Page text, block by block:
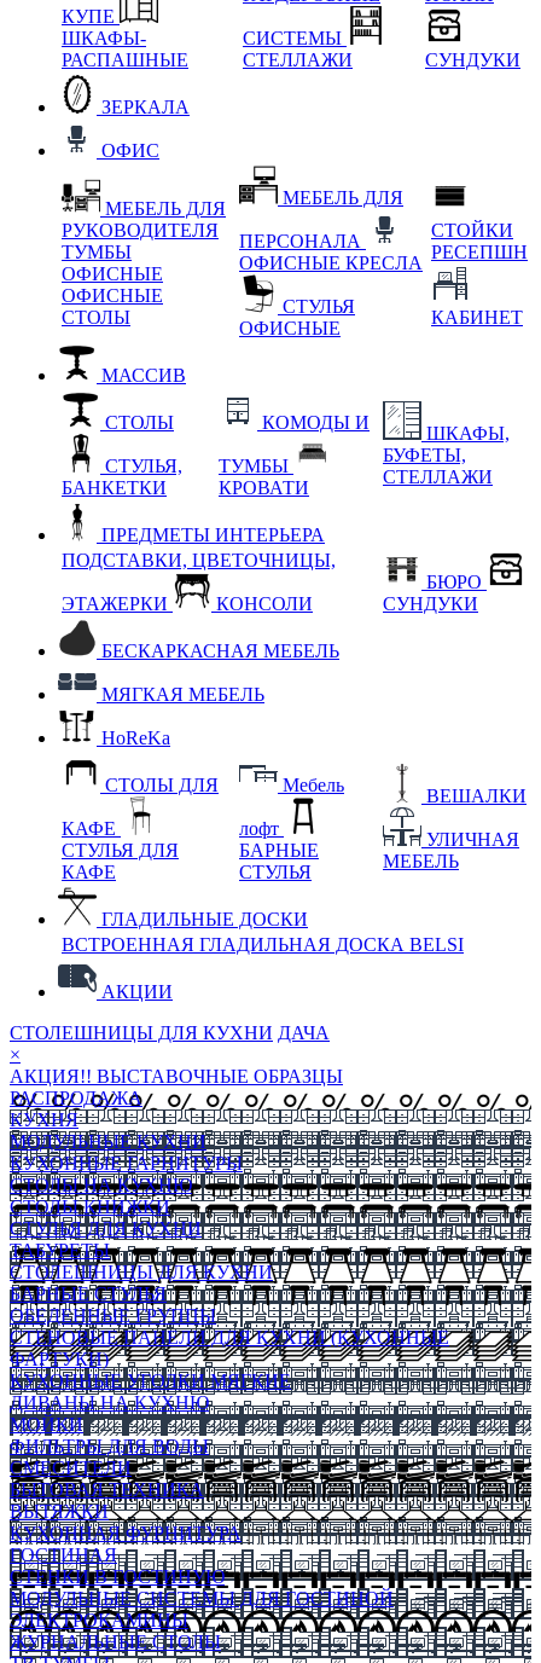
КУПЕ
ШКАФЫ-
РАСПАШНЫЕ
СИСТЕМЫ
СТЕЛЛАЖИ
СУНДУКИ
ЗЕРКАЛА
ОФИС
МЕБЕЛЬ ДЛЯ
РУКОВОДИТЕЛЯ
ТУМБЫ
ОФИСНЫЕ
ОФИСНЫЕ
СТОЛЫ
МЕБЕЛЬ ДЛЯ
ПЕРСОНАЛА
ОФИСНЫЕ КРЕСЛА
СТУЛЬЯ
ОФИСНЫЕ
СТОЙКИ
РЕСЕПШН
КАБИНЕТ
МАССИВ
СТОЛЫ
СТУЛЬЯ,
БАНКЕТКИ
КОМОДЫ И
ТУМБЫ
КРОВАТИ
ШКАФЫ,
БУФЕТЫ,
СТЕЛЛАЖИ
ПРЕДМЕТЫ ИНТЕРЬЕРА
ПОДСТАВКИ, ЦВЕТОЧНИЦЫ,
ЭТАЖЕРКИ КОНСОЛИ
БЮРО
СУНДУКИ
БЕСКАРКАСНАЯ МЕБЕЛЬ
МЯГКАЯ МЕБЕЛЬ
HoReKa
СТОЛЫ ДЛЯ
КАФЕ
СТУЛЬЯ ДЛЯ
КАФЕ
Мебель
лофт
БАРНЫЕ
СТУЛЬЯ
ВЕШАЛКИ
УЛИЧНАЯ
МЕБЕЛЬ
ГЛАДИЛЬНЫЕ ДОСКИ
ВСТРОЕННАЯ ГЛАДИЛЬНАЯ ДОСКА BELSI
АКЦИИ
СТОЛЕШНИЦЫ ДЛЯ КУХНИ ДАЧА
×
АКЦИЯ!! ВЫСТАВОЧНЫЕ ОБРАЗЦЫ
РАСПРОДАЖА
КУХНЯ
МОДУЛЬНЫЕ КУХНИ
КУХОННЫЕ ГАРНИТУРЫ
СТОЛЫ НА КУХНЮ
СТОЛЫ КНИЖКИ
СТУЛЬЯ ДЛЯ КУХНИ
ТАБУРЕТЫ
СТОЛЕШНИЦЫ ДЛЯ КУХНИ
БАРНЫЕ СТУЛЬЯ
ОБЕДЕННЫЕ ГРУППЫ
СТЕНОВЫЕ ПАНЕЛИ ДЛЯ КУХНИ (КУХОННЫЕ
ФАРТУКИ)
КУХОННЫЕ УГОЛКИ МЯГКИЕ
ДИВАНЫ НА КУХНЮ
МОЙКИ
ФИЛЬТРЫ ДЛЯ ВОДЫ
СМЕСИТЕЛИ
БЫТОВАЯ ТЕХНИКА
ВЫТЯЖКИ
КУХОННАЯ ФУРНИТУРА
ГОСТИНАЯ
СТЕНКИ В ГОСТИНУЮ
МОДУЛЬНЫЕ СИСТЕМЫ ДЛЯ ГОСТИНОЙ
ЭЛЕКТРОКАМИНЫ
ЖУРНАЛЬНЫЕ СТОЛЫ